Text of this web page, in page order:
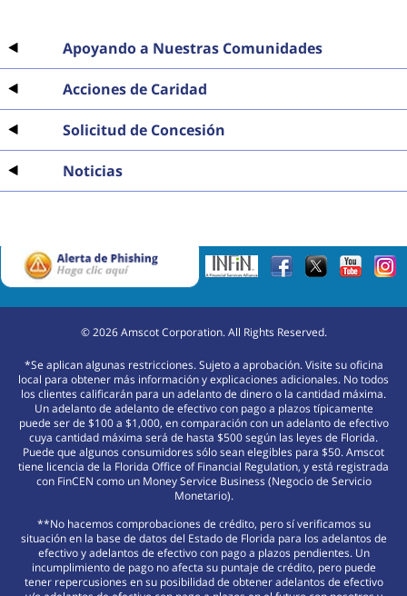
Apoyando a Nuestras Comunidades
Acciones de Caridad
Solicitud de Concesión
Noticias
©2026Amscot Corporation. All Rights Reserved.
*Se aplican algunas restricciones. Sujeto a aprobación. Visite su oficina
local para obtener más información y explicaciones adicionales. No todos
los clientes calificarán para un adelanto de dinero o la cantidad máxima.
Un adelanto de adelanto de efectivo con pago a plazos típicamente
puede ser de $100 a $1,000, en comparación con un adelanto de efectivo
cuya cantidad máxima será de hasta $500 según las leyes de Florida.
Puede que algunos consumidores sólo sean elegibles para $50. Amscot
tiene licencia de la Florida Office of Financial Regulation, y está registrada
con FinCEN como un Money Service Business (Negocio de Servicio
Monetario).
**No hacemos comprobaciones de crédito, pero sí verificamos su
situación en la base de datos del Estado de Florida para los adelantos de
efectivo y adelantos de efectivo con pago a plazos pendientes. Un
incumplimiento de pago no afecta su puntaje de crédito, pero puede
tener repercusiones en su posibilidad de obtener adelantos de efectivo